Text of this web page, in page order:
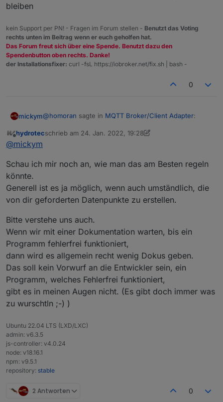
            "en":
"User interface"
"de": "Tutorial",
"ru": "учебник"
"zh-cn": "教程"
"tutorial/admin.md"
          "title": {
"Manage adapters"
"de": "Adapter verwalten"
"zh-cn"
"管理适配器"
          },
          "
        },
        "Simple logic": {
            "en":
"de": "Tutorial",
"ru": "учебник"
"zh-cn": "教程"
          },
"tutorial/logic.md"
        },
        "Visualisation": {
          "title": {
"de"
          },
          "
        "Data logging": {
bleiben
kein Support per PN! - Fragen im Forum stellen - Benutzt das Voting
rechts unten im Beitrag wenn er euch geholfen hat.
Das Forum freut sich über eine Spende. Benutzt dazu den
Spendenbutton oben rechts. Danke!
der Installationsfixer: curl -fsL https://iobroker.net/fix.sh | bash -
0
mickym@homoran sagte in MQTT Broker/Client Adapter:
Aber ich will das hier nicht noch mal
es geht ja nicht um die Dinge, die du da monierst,
Bedienung des Adapters
Nun zur Bedienung eines MQTT Adapters gehört es
über eigens angelegte Datenpunkt - topics zu
gehört doch zur Bedienung des Adapters und ist eine
grundlegende Eigenschaft über eigens angelegte
Offline
hydrotecschrieb am 24. Jan. 2022, 19:28
zuletzt editiert von hydrotec
@mickym
Schau ich mir noch an, wie man das am Besten regeln
könnte.
Generell ist es ja möglich, wenn auch umständlich, die
von dir geforderten Datenpunkte zu erstellen.
Bitte verstehe uns auch.
Wenn wir mit einer Dokumentation warten, bis ein
Programm fehlerfrei funktioniert,
dann wird es allgemein recht wenig Dokus geben.
Das soll kein Vorwurf an die Entwickler sein, ein
Programm, welches Fehlerfrei funktioniert,
gibt es in meinen Augen nicht. (Es gibt doch immer was
zu wurschtln ;-) )
Ubuntu 22.04 LTS (LXD/LXC)
admin: v6.3.5
js-controller: v4.0.24
node: v18.16.1
npm: v9.5.1
repository: stable
2 Antworten 0